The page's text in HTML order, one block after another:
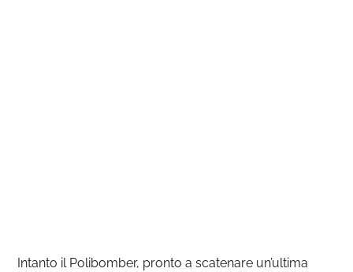
Intanto il Polibomber, pronto a scatenare un’ultima